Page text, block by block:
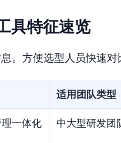
具特征速览
。方便选型人员快速对
适用团队类型
一体化 中大型研发团